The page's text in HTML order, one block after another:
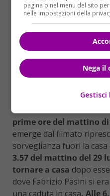
sono chiari elementi per
sia stato un incidente in
successive al delitto,
di provare a depistare le
quale ha inviato diversi
Manuela si fosse
fosse ancora in vita.
Manuela Bailo è
prime ore del mattino
emerge dal filmato
sorveglianza fuori la casa
3.57 del mattino del 29
tornare a casa dopo
dove Fabrizio Pasini si
una caduta in casa. Alle
pagina o nel menu del sito
nelle impostazioni della
Nega il
Gestisci